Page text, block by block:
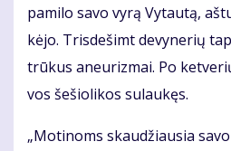
pa­mi­lo sa­vo vy­rą Vy­tau­tą,
kė­jo. Tris­de­šimt de­vy­ne­rių
trū­kus aneu­riz­mai. Po
vos še­šio­li­kos su­lau­kęs.
„Mo­ti­noms skau­džiau­sia